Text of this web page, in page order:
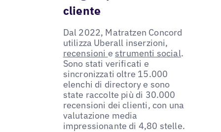
cliente
Dal 2022, Matratzen Concord
utilizza Uberall inserzioni,
recensioni e strumenti social.
Sono stati verificati e
sincronizzati oltre 15.000
elenchi di directory e sono
state raccolte più di 30.000
recensioni dei clienti, con una
valutazione media
impressionante di 4,80 stelle.